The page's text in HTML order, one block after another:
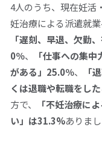
4人のうち、現在妊活
妊治療による派遣就
「遅刻、早退、欠勤
0％、
「仕事への集
がある」 25.0％、
「
くは退職や転職をした
方で、
「不妊治療に
い」は31.3%ありまし